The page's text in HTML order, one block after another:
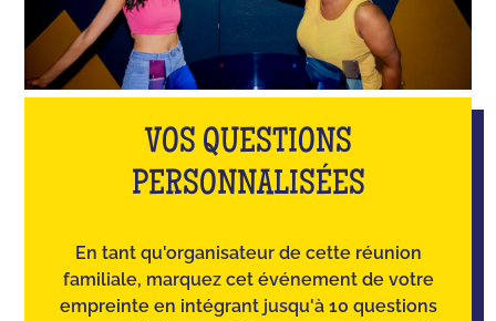
VOS QUESTIONS
PERSONNALISÉES
En tant qu'organisateur de cette réunion
familiale, marquez cet événement de votre
empreinte en intégrant jusqu'à 10 questions